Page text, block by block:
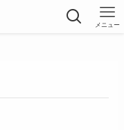
メニュー